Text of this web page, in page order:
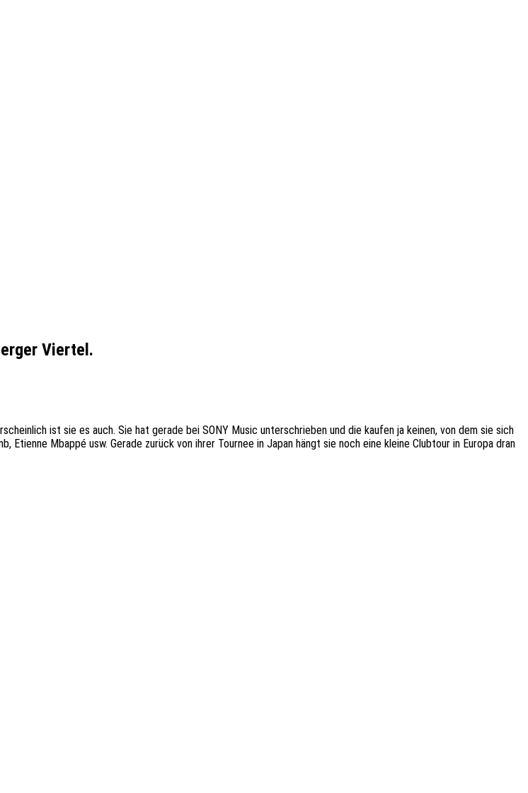
Viertel.
ist sie es auch. Sie hat gerade bei SONY Music unterschrieben und die kaufen ja keinen, von dem sie sich
Mbappé usw. Gerade zurück von ihrer Tournee in Japan hängt sie noch eine kleine Clubtour in Europa dran